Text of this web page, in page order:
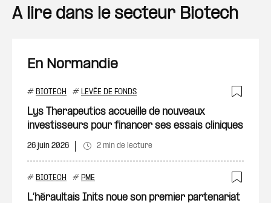
A lire dans le secteur Biotech
En Normandie
# BIOTECH # LEVÉE DE FONDS
Lys Therapeutics accueille de nouveaux
investisseurs pour financer ses essais cliniques
26 juin 2026 2 min de lecture
# BIOTECH # PME
L’héraultais Inits noue son premier partenariat